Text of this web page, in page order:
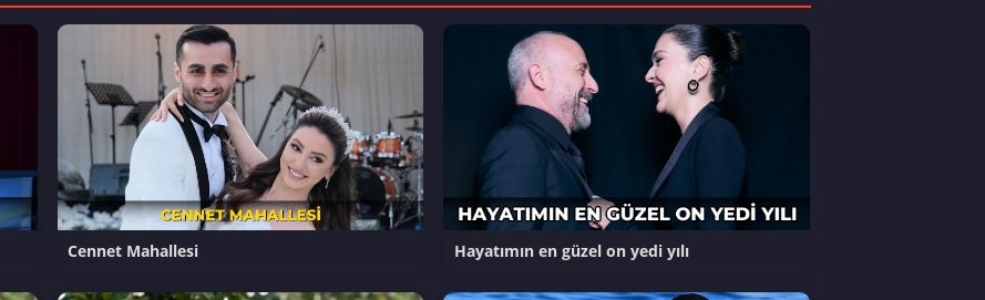
Cennet Mahallesi Hayatımın en güzel on yedi yılı